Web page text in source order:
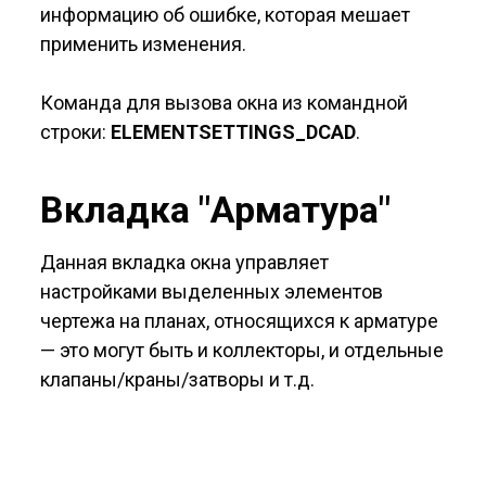
информацию об ошибке, которая мешает
применить изменения.
Команда для вызова окна из командной
строки: ELEMENTSETTINGS DCAD.
Вкладка "Арматура"
Данная вкладка окна управляет
настройками выделенных элементов
чертежа на планах, относящихся к арматуре
— это могут быть и коллекторы, и отдельные
клапаны/краны/затворы и т.д.